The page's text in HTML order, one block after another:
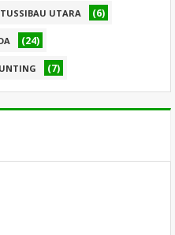
UTARA (6)
(24)
(7)